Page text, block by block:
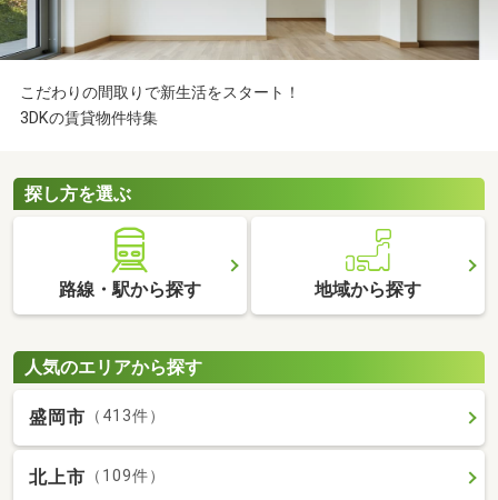
こだわりの間取りで新生活をスタート！
3DKの賃貸物件特集
探し方を選ぶ
路線・駅から探す 地域から探す
人気のエリアから探す
盛岡市 （413件）
北上市 （109件）